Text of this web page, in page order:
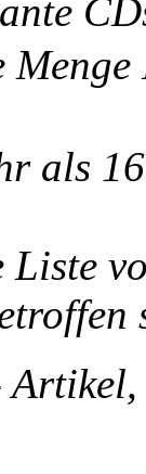
Menge
als
Liste